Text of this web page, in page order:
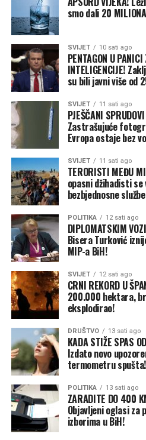
„Redovna skupština mora biti
od upućivanja poziva za
biti održana u roku od 15 dana.
propisanom procedurom
javnost će o svemu biti
Na pitanje da li će na dnevnom
smjenu predsjednika
Nedeljka Eleka, Šulić kratko
dnevnom redu“.
Kada je u pitanju dnevni red,
predstavnik državnog kapitala
ukupnog kapitala u OC
za vanrednu skupštinu.
„Ja predlažem dnevni red, a
resornog ministra dobijam
objašnjava Šulić.
Ministar trgovine i turizma Ned
na pozive CAPITAL-a, a u petak
Skupštini akcionara nije moglo
izvještaju tog akcionarnog
preporukom vraćen na doradu
„IRB je taj koji daje upute kako
samo ta koja to potvrđuje“,
Puhovac za Aloonline.
Na pitanje da prokomentariše
smo dali 20
SVIJET 10 sati ago
PENTAGON U PANICI
INTELIGENCIJE!
su bili javni više od
SVIJET 11 sati ago
PJEŠČANI
Zastrašujuće
Evropa ostaje bez
SVIJET 11 sati ago
TERORISTI MEĐU
opasni džihadisti
bezbjednosne
POLITIKA 12 sati ago
DIPLOMATSKIM
Bisera Turković
MIP-a BiH!
SVIJET 12 sati ago
CRNI REKORD U
200.000 hektara,
eksplodirao!
DRUŠTVO 13 sati ago
KADA STIŽE SPAS
Izdato novo
termometru spušta!
POLITIKA 13 sati ago
ZARADITE DO 400
Objavljeni oglasi za
izborima u BiH!